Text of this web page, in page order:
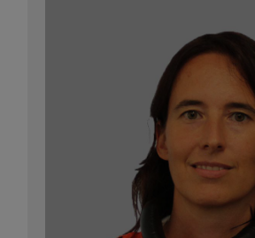
Àgueda
Jefa del Departamento
EUN
donde supervisa la
coordinación de todos
en los que participan.
de la
Scientix
.
Ha
Impuls
con una